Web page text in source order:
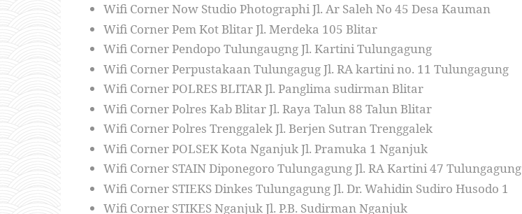
Wifi Corner Now Studio Photographi Jl. Ar Saleh No 45 Desa Kauman
Wifi Corner Pem Kot Blitar Jl. Merdeka 105 Blitar
Wifi Corner Pendopo Tulungaugng Jl. Kartini Tulungagung
Wifi Corner Perpustakaan Tulungagug Jl. RA kartini no. 11 Tulungagung
Wifi Corner POLRES BLITAR Jl. Panglima sudirman Blitar
Wifi Corner Polres Kab Blitar Jl. Raya Talun 88 Talun Blitar
Wifi Corner Polres Trenggalek Jl. Berjen Sutran Trenggalek
Wifi Corner POLSEK Kota Nganjuk Jl. Pramuka 1 Nganjuk
Wifi Corner STAIN Diponegoro Tulungagung Jl. RA Kartini 47 Tulungagung
Wifi Corner STIEKS Dinkes Tulungagung Jl. Dr. Wahidin Sudiro Husodo 1
Wifi Corner STIKES Nganjuk Jl. P.B. Sudirman Nganjuk